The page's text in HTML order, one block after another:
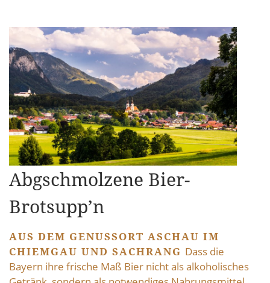
Abgschmolzene Bier-
Brotsupp’n
AUS DEM GENUSSORT ASCHAU IM
CHIEMGAU UND SACHRANG Dass die
Bayern ihre frische Maß Bier nicht als alkoholisches